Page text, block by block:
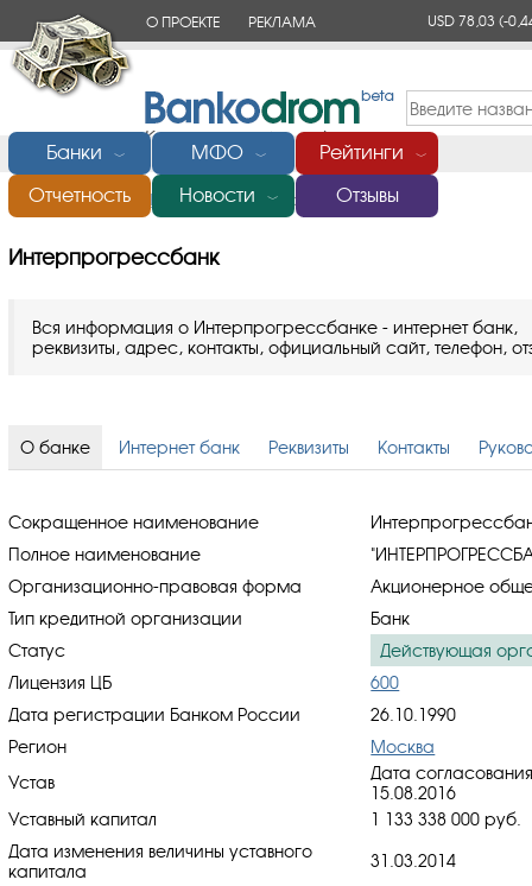
О ПРОЕКТЕ РЕКЛАМА USD 78,03(-
Банки ﹀ МФО ﹀ Рейтинги ﹀
Отчетность Новости ﹀ Отзывы
Главная/Банки России/Интерпрогрессбанк
Интерпрогрессбанк
Вся информация о Интерпрогрессбанке - интернет банк,
реквизиты, адрес, контакты, официальный сайт, телефон,
О банке Интернет банк Реквизиты Контакты
Сокращенное наименование
Полное наименование
Организационно-правовая форма
Акционерное
Тип кредитной организации
Банк
Статус
Действующая
Лицензия ЦБ
600
Дата регистрации Банком России
26.10.1990
Регион
Москва
Устав
Дата
15.08.2016
Уставный капитал
1 133 338 000 руб.
Дата изменения величины уставного
капитала
31.03.2014